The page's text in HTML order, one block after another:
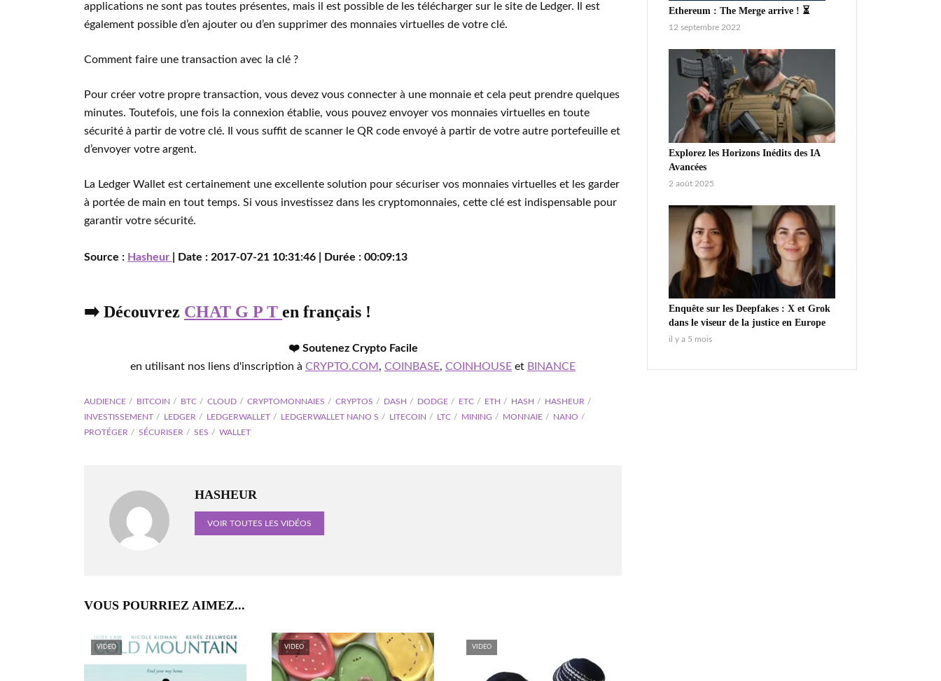
applications ne sont pas toutes présentes, mais il est possible de les télécharger sur le site de Ledger. Il est
également possible d’en ajouter ou d’en supprimer des monnaies virtuelles de votre clé.
Comment faire une transaction avec la clé ?
Pour créer votre propre transaction, vous devez vous connecter à une monnaie et cela peut prendre quelques
minutes. Toutefois, une fois la connexion établie, vous pouvez envoyer vos monnaies virtuelles en toute
sécurité à partir de votre clé. Il vous suffit de scanner le QR code envoyé à partir de votre autre portefeuille et
d’envoyer votre argent.
La Ledger Wallet est certainement une excellente solution pour sécuriser vos monnaies virtuelles et les garder
à portée de main en tout temps. Si vous investissez dans les cryptomonnaies, cette clé est indispensable pour
garantir votre sécurité.
Source : Hasheur | Date : 2017-07-21 10:31:46 | Durée : 00:09:13
➡️ Découvrez CHAT G P T en français !
❤️ Soutenez Crypto Facile
en utilisant nos liens d'inscription à CRYPTO.COM , COINBASE, COINHOUSE et BINANCE
AUDIENCE BITCOIN BTC CLOUD CRYPTOMONNAIES CRYPTOS DASH DODGE ETC ETH HASH
HASHEUR
INVESTISSEMENT
LEDGER LEDGERWALLET LEDGERWALLET NANO S LITECOIN LTC MINING MONNAIE
NANO
PROTÉGER
SÉCURISER SES WALLET
HASHEUR
VOIR TOUTES LES VIDÉOS
VOUS POURRIEZ AIMEZ...
VIDEO VIDEO VIDEO
Ethereum : The Merge arrive ! ⏳
12 septembre 2022
Explorez les Horizons Inédits des IA
Avancées
2 août 2025
Enquête sur les Deepfakes : X et Grok
dans le viseur de la justice en Europe
il y a 5 mois